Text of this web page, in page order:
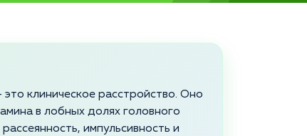
клиническое расстройство. Оно
в лобных долях головного
импульсивность и